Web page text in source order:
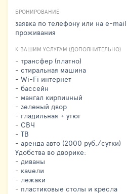
БРОНИРОВАНИЕ
заявка по телефону или на e-
проживания
К ВАШИМ УСЛУГАМ (ДОПОЛНИТЕЛЬНО)
- трансфер (платно)
- стиральная машина
- Wi-Fi интернет
- бассейн
- мангал кирпичный
- зеленый двор
- гладильная + утюг
- СВЧ
- ТВ
- аренда авто (2000 руб./сутки)
Удобства во дворике:
- диваны
- качели
- лежаки
- пластиковые столы и кресла